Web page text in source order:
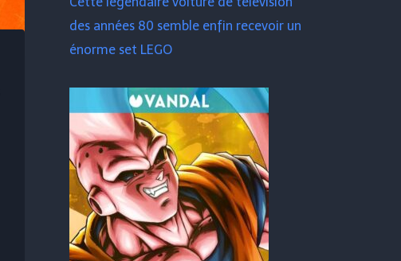
des années 80 semble enfin recevoir un
énorme set LEGO